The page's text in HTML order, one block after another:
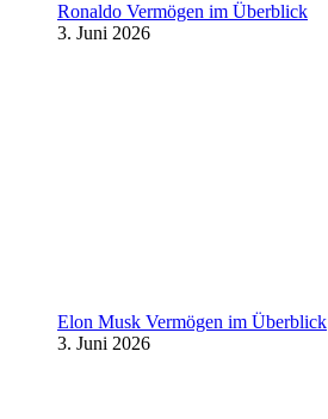
Ronaldo Vermögen im Überblick
3. Juni 2026
Elon Musk Vermögen im Überblick
3. Juni 2026